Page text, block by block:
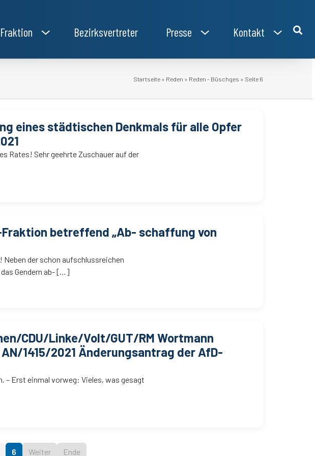
Fraktion Bezirksvertreter Presse Kontakt
Startseite » Reden » Reden - Büschges » Seite 6
eines städtischen Denkmals für alle Opfer
Rates! Sehr geehrte Zuschauer auf der
betreffend „Ab- schaffung von
Neben der schon aufschlussreichen
Gendern ab- […]
CDU/Linke/Volt/GUT/RM Wortmann
1415/2021 Änderungsantrag der AfD-
– Erst einmal vorweg: Vieles, was gesagt
6 Weiter Ende